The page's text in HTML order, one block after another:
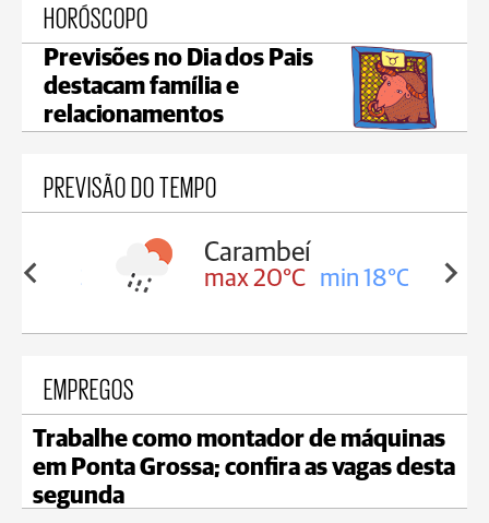
HORÓSCOPO
Previsões no Dia dos Pais
destacam família e
relacionamentos
PREVISÃO DO TEMPO
18°C
Carambeí
max 20°C min 18°C
EMPREGOS
Trabalhe como montador de máquinas
em Ponta Grossa; confira as vagas desta
segunda